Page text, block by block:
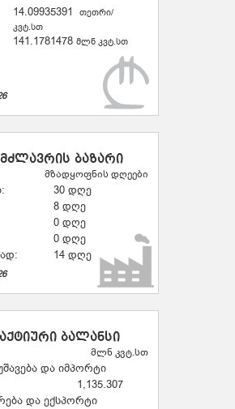
14.09935391
თეთრი/
კვტ.სთ
141.1781478 მლნ კვტ.სთ
ბაზარი
მზადყოფნის დღეები
30 დღე
8 დღე
0 დღე
0 დღე
14 დღე
ბალანსი
მლნ კვტ.სთ
და იმპორტი
1,135.307
და ექსპორტი